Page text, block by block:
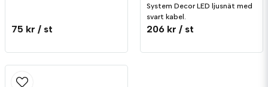
75 kr / st
System Decor LED ljusnät med
svart kabel.
206 kr / st